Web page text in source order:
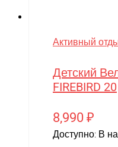
Активный
Детский
FIREBIRD 20
8,990 ₽
Доступно: В